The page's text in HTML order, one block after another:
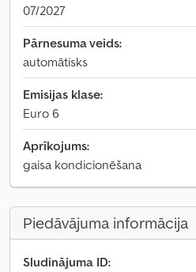
07/2027
Pārnesuma veids:
automātisks
Emisijas klase:
Euro 6
Aprīkojums:
gaisa kondicionēšana
Piedāvājuma informācija
Sludinājuma ID: